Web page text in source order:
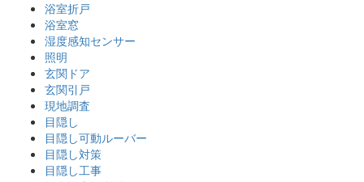
浴室折戸
浴室窓
湿度感知センサー
照明
玄関ドア
玄関引戸
現地調査
目隠し
目隠し可動ルーバー
目隠し対策
目隠し工事